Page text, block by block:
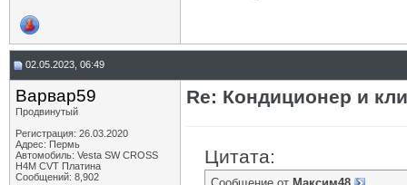
02.05.2023, 06:49
Варвар59
Продвинутый
Регистрация: 26.03.2020
Адрес: Пермь
Автомобиль: Vesta SW CROSS
H4M CVT Платина
Сообщений: 8,902
Re: Кондиционер и
Цитата: